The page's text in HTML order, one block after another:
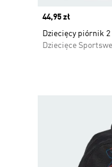
Price
44,95 zł
Dziecięcy piórnik 2
Dziecięce